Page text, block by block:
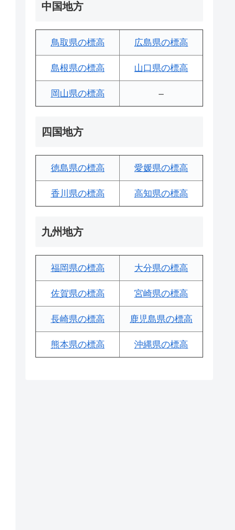
中国地方
鳥取県の標高 広島県の標高
島根県の標高 山口県の標高
岡山県の標高 –
四国地方
徳島県の標高 愛媛県の標高
香川県の標高 高知県の標高
九州地方
福岡県の標高 大分県の標高
佐賀県の標高 宮崎県の標高
長崎県の標高 鹿児島県の標高
熊本県の標高 沖縄県の標高